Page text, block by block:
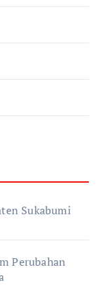
Sukabumi
Perubahan